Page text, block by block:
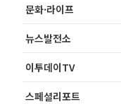
문화·라이프
뉴스발전소
이투데이TV
스페셜리포트